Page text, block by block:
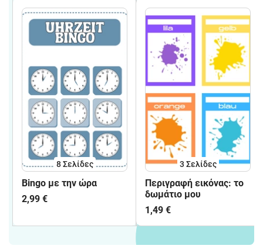
8Σελίδες
Bingo με την ώρα
2,99 €
3 Σελίδες
Περιγραφή εικόνας: το
δωμάτιο μου
1,49 €